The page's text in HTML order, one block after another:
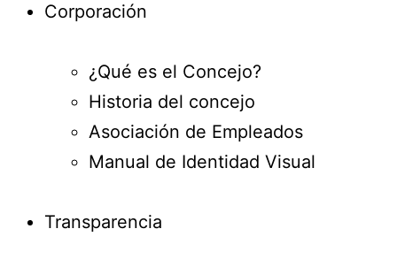
Corporación
¿Qué es el Concejo?
Historia del concejo
Asociación de Empleados
Manual de Identidad Visual
Transparencia